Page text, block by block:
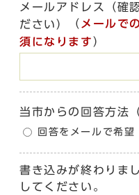
メールアドレス（確
ださい）
（ メールで
須になります ）
当市からの回答方法 （
回答をメールで希望
書き込みが終わりま
してください。